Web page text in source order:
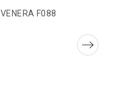
VENERA F088